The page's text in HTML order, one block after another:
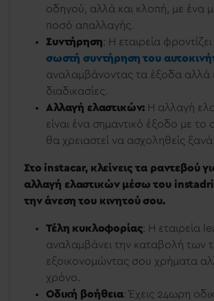
οδηγού, αλλά και κλοπή, με ένα
ποσό απαλλαγής.
Συντήρηση: Η εταιρεία φροντίζει
σωστή συντήρηση του
αναλαμβάνοντας τα έξοδα αλλά
διαδικασίες.
Αλλαγή ελαστικών: Η αλλαγή
είναι ένα σημαντικό έξοδο με το
θα χρειαστεί να ασχοληθείς ξανά.
Στο instacar, κλείνεις τα ραντεβού
αλλαγή ελαστικών μέσω του
την άνεση του κινητού σου.
Τέλη κυκλοφορίας: Η εταιρεία
αναλαμβάνει την καταβολή των
εξοικονομώντας σου χρήματα
χρόνο.
Οδική βοήθεια: Έχεις 24ωρη